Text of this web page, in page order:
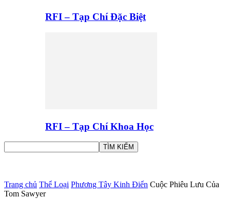
RFI – Tạp Chí Đặc Biệt
RFI – Tạp Chí Khoa Học
Trang chủ Thể Loại Phương Tây Kinh Điển Cuộc Phiêu Lưu Của
Tom Sawyer